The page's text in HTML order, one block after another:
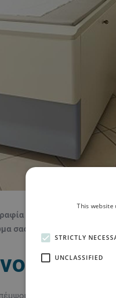
είναι μια γρήγορη,
σας — ιδιαίτερα των
για ακτινογραφίες,
This website
STRICTLY
UNCLASSIFIED